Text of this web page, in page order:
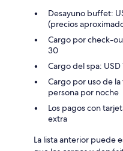
Desayuno buffet:
(precios
Cargo por check-
30
Cargo del spa:
Cargo por uso de
persona por noche
Los pagos con
extra
La lista anterior puede